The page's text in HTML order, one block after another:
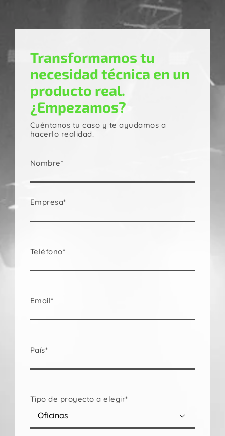
Transformamos tu
necesidad técnica en un
producto real.
¿Empezamos?
Cuéntanos tu caso y te ayudamos a
hacerlo realidad.
Nombre*
Empresa*
Teléfono*
Email*
País*
Tipo de proyecto a elegir*
